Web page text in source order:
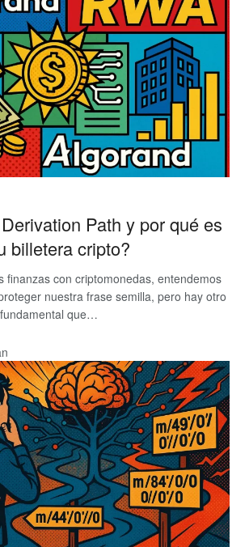
Path y por qué es
billetera cripto?
finanzas con criptomonedas, entendemos
nuestra frase semilla, pero hay otro
que…